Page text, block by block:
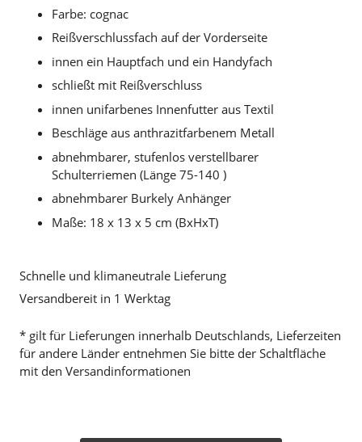
Farbe: cognac
Reißverschlussfach auf der Vorderseite
innen ein Hauptfach und ein Handyfach
schließt mit Reißverschluss
innen unifarbenes Innenfutter aus Textil
Beschläge aus anthrazitfarbenem Metall
abnehmbarer, stufenlos verstellbarer
Schulterriemen (Länge 75-140 )
abnehmbarer Burkely Anhänger
Maße: 18 x 13 x 5 cm (BxHxT)
Schnelle und klimaneutrale Lieferung
Versandbereit in 1 Werktag
* gilt für Lieferungen innerhalb Deutschlands, Lieferzeiten
für andere Länder entnehmen Sie bitte der Schaltfläche
mit den Versandinformationen